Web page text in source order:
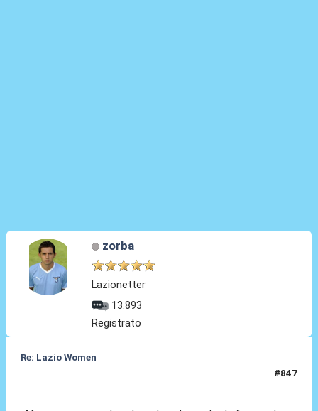
zorba
Lazionetter
13.893
Registrato
Re: Lazio Women
#847